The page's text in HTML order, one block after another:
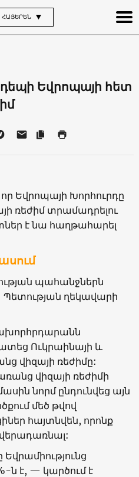
ՀԱՅԵՐԵՆ
դեպի Եվրոպայի հետ
Եվրոպայի Խորհուրդը
ռեժիմ տրամադրելու
է նա հաղթահարել
պահանջներն
ղեկավարի
Ուկրաինայի և
վիզայի ռեժիմը:
վիզայի ռեժիմի
նորմ ընդունվեց այն
մեծ թվով
հայտնվեն, որոնք
ն է, — կարծում է